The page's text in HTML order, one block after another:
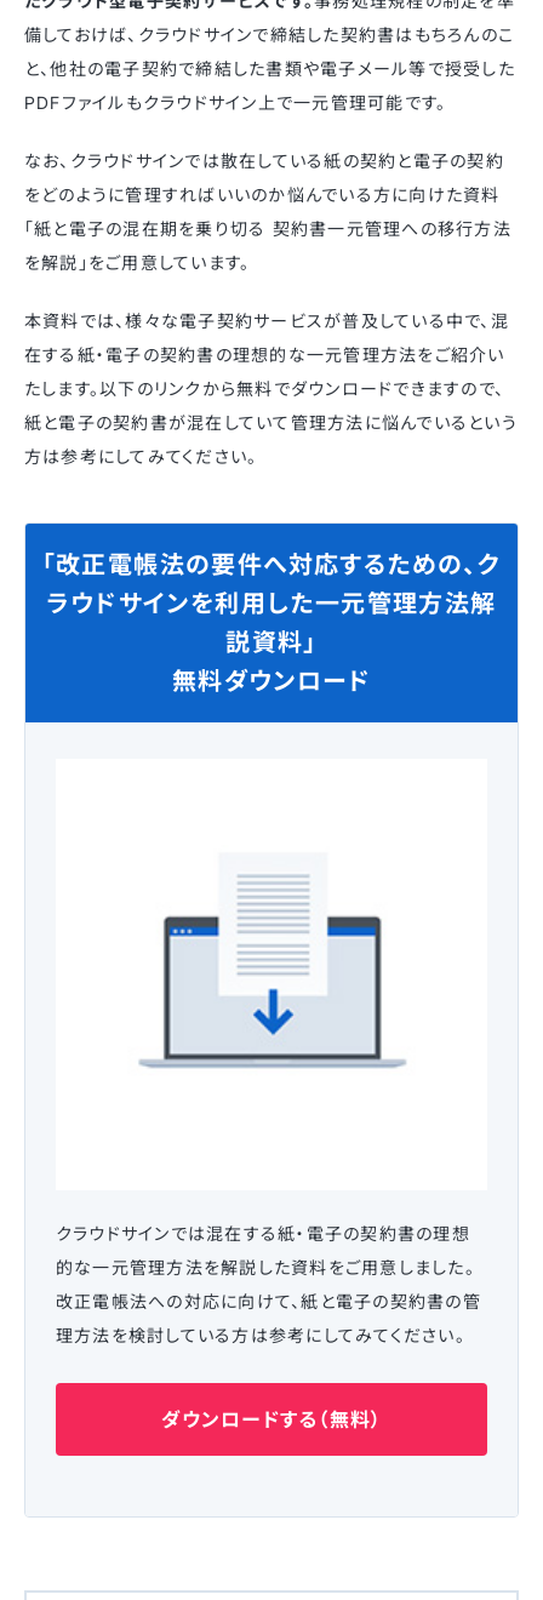
備しておけば、クラウドサインで締結した契約書はもちろんのこ
と、他社の電子契約で締結した書類や電子メール等で授受した
PDFファイルもクラウドサイン上で一元管理可能です。
なお、クラウドサインでは散在している紙の契約と電子の契約
をどのように管理すればいいのか悩んでいる方に向けた資料
「紙と電子の混在期を乗り切る 契約書一元管理への移行方法
を解説」をご用意しています。
本資料では、様々な電子契約サービスが普及している中で、混
在する紙・電子の契約書の理想的な一元管理方法をご紹介い
たします。以下のリンクから無料でダウンロードできますので、
紙と電子の契約書が混在していて管理方法に悩んでいるという
方は参考にしてみてください。
「改正電帳法の要件へ対応するための、ク
ラウドサインを利用した一元管理方法解
説資料」
無料ダウンロード
クラウドサインでは混在する紙・電子の契約書の理想
的な一元管理方法を解説した資料をご用意しました。
改正電帳法への対応に向けて、紙と電子の契約書の管
理方法を検討している方は参考にしてみてください。
ダウンロードする（無料）